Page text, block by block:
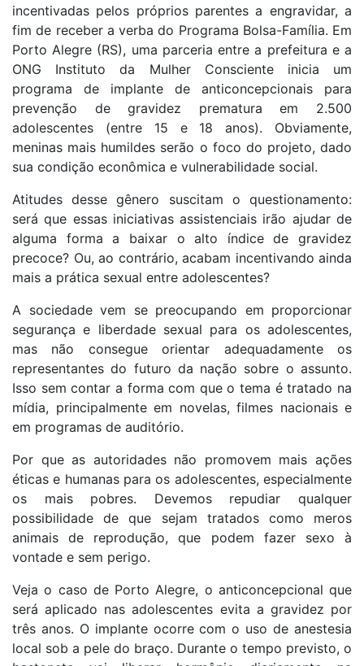
incentivadas pelos próprios parentes a engravidar, a
fim de receber a verba do Programa Bolsa-Família. Em
Porto Alegre (RS), uma parceria entre a prefeitura e a
ONG Instituto da Mulher Consciente inicia um
programa de implante de anticoncepcionais para
prevenção de gravidez prematura em 2.500
adolescentes (entre 15 e 18 anos). Obviamente,
meninas mais humildes serão o foco do projeto, dado
sua condição econômica e vulnerabilidade social.
Atitudes desse gênero suscitam o questionamento:
será que essas iniciativas assistenciais irão ajudar de
alguma forma a baixar o alto índice de gravidez
precoce? Ou, ao contrário, acabam incentivando ainda
mais a prática sexual entre adolescentes?
A sociedade vem se preocupando em proporcionar
segurança e liberdade sexual para os adolescentes,
mas não consegue orientar adequadamente os
representantes do futuro da nação sobre o assunto.
Isso sem contar a forma com que o tema é tratado na
mídia, principalmente em novelas, filmes nacionais e
em programas de auditório.
Por que as autoridades não promovem mais ações
éticas e humanas para os adolescentes, especialmente
os mais pobres. Devemos repudiar qualquer
possibilidade de que sejam tratados como meros
animais de reprodução, que podem fazer sexo à
vontade e sem perigo.
Veja o caso de Porto Alegre, o anticoncepcional que
será aplicado nas adolescentes evita a gravidez por
três anos. O implante ocorre com o uso de anestesia
local sob a pele do braço. Durante o tempo previsto, o